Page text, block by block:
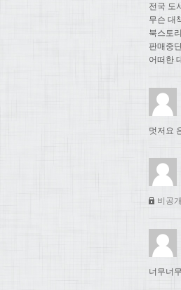
전국 도
무슨 대
북스토
판매중
어떠한
멋저요
비공
너무너